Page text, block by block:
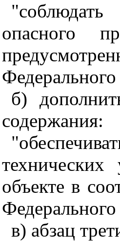
"соблюдать
опасного
б)
содержания:
технических
объекте в
Федерального
в) абзац